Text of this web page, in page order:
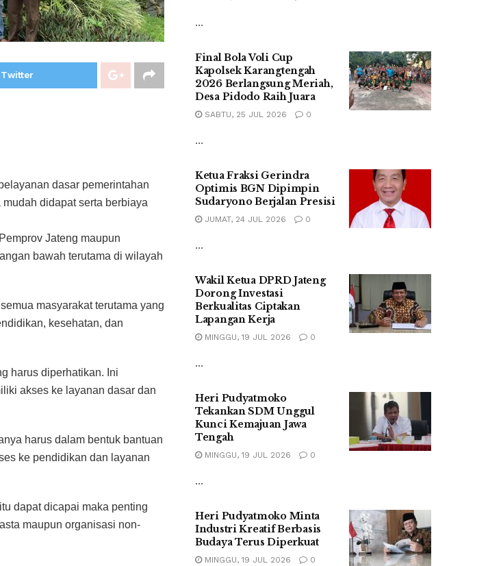
Twitter
dasar pemerintahan
didapat serta berbiaya
Jateng maupun
bawah terutama di wilayah
masyarakat terutama yang
kesehatan, dan
harus diperhatikan. Ini
akses ke layanan dasar dan
harus dalam bentuk bantuan
ke pendidikan dan layanan
dapat dicapai maka penting
maupun organisasi non-
...
Final Bola Voli Cup
Kapolsek Karangtengah
2026 Berlangsung Meriah,
Desa Pidodo Raih Juara
SABTU, 25 JUL 2026 0
...
Ketua Fraksi Gerindra
Optimis BGN Dipimpin
Sudaryono Berjalan Presisi
JUMAT, 24 JUL 2026 0
...
Wakil Ketua DPRD Jateng
Dorong Investasi
Berkualitas Ciptakan
Lapangan Kerja
MINGGU, 19 JUL 2026 0
...
Heri Pudyatmoko
Tekankan SDM Unggul
Kunci Kemajuan Jawa
Tengah
MINGGU, 19 JUL 2026 0
...
Heri Pudyatmoko Minta
Industri Kreatif Berbasis
Budaya Terus Diperkuat
MINGGU, 19 JUL 2026 0